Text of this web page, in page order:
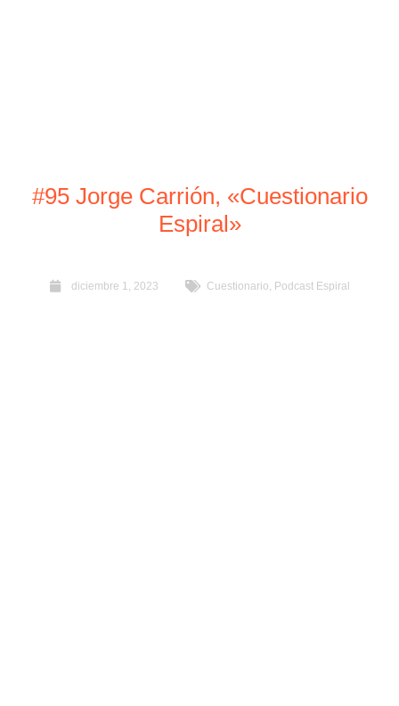
#95 Jorge Carrión, «Cuestionario
Espiral»
diciembre 1, 2023 Cuestionario Podcast Espiral